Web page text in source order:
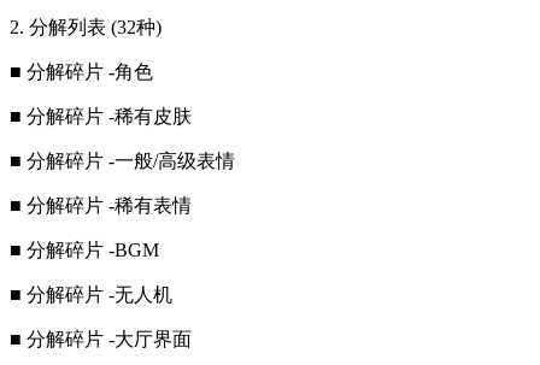
2. 分解列表 (32种)
■ 分解碎片 -角色
■ 分解碎片 -稀有皮肤
■ 分解碎片 -一般/高级表情
■ 分解碎片 -稀有表情
■ 分解碎片 -BGM
■ 分解碎片 -无人机
■ 分解碎片 -大厅界面